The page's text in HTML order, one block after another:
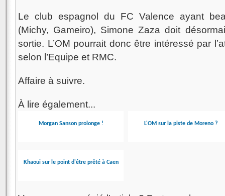
Le club espagnol du FC Valence ayant
(Michy, Gameiro), Simone Zaza doit
sortie. L’OM pourrait donc être intéressé par
selon l’Equipe et RMC.
Affaire à suivre.
À lire également...
Morgan Sanson prolonge ! L'OM sur la piste de Moreno ?
Khaoui sur le point d'être prêté à Caen